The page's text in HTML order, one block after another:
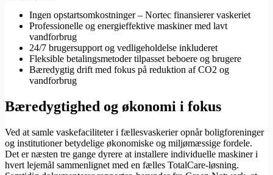
Ingen opstartsomkostninger – Nortec finansierer vaskeriet
Professionelle og energieffektive maskiner med lavt
vandforbrug
24/7 brugersupport og vedligeholdelse inkluderet
Fleksible betalingsmetoder tilpasset beboere og brugere
Bæredygtig drift med fokus på reduktion af CO2 og
vandforbrug
Bæredygtighed og økonomi i fokus
Ved at samle vaskefaciliteter i fællesvaskerier opnår boligforeninger
og institutioner betydelige økonomiske og miljømæssige fordele.
Det er næsten tre gange dyrere at installere individuelle maskiner i
hvert lejemål sammenlignet med en fælles TotalCare-løsning.